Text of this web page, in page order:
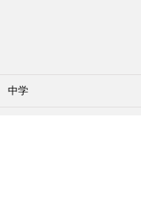
中学